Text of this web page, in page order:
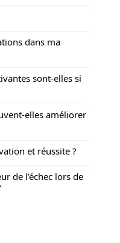
dans ma
sont-elles si
elles améliorer
et réussite ?
de l’échec lors de